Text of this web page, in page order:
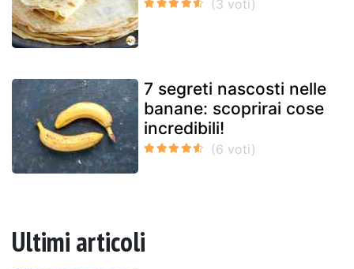
7 segreti nascosti nelle
banane: scoprirai cose
incredibili!
Ultimi articoli